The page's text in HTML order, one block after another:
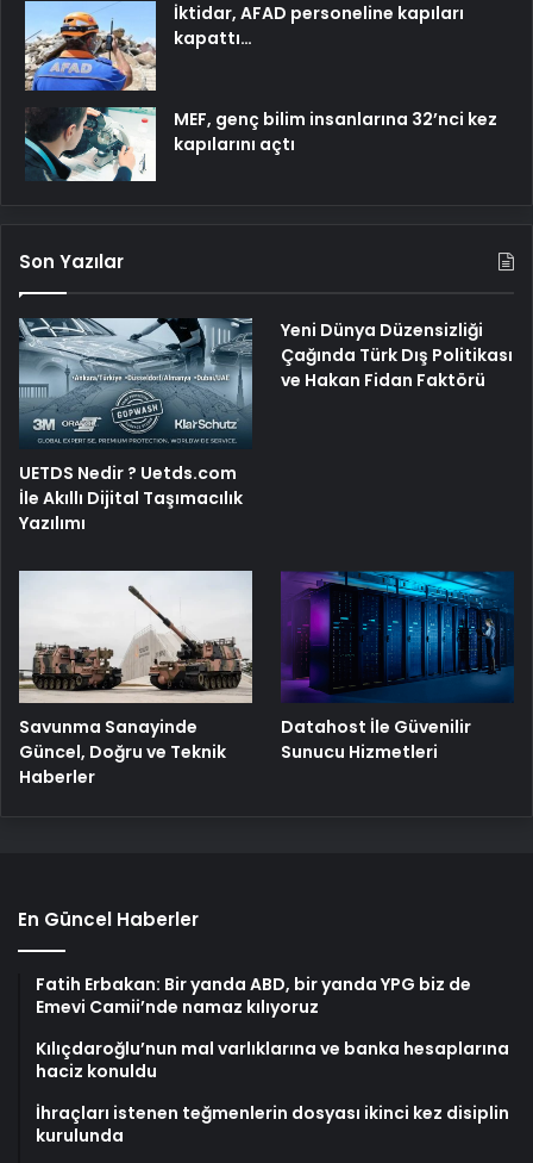
İktidar, AFAD personeline kapıları
kapattı…
MEF, genç bilim insanlarına 32’nci kez
kapılarını açtı
Son Yazılar
UETDS Nedir ? Uetds.com
İle Akıllı Dijital Taşımacılık
Yazılımı
Yeni Dünya Düzensizliği
Çağında Türk Dış Politikası
ve Hakan Fidan Faktörü
Savunma Sanayinde
Güncel, Doğru ve Teknik
Haberler
Datahost İle Güvenilir
Sunucu Hizmetleri
En Güncel Haberler
Fatih Erbakan: Bir yanda ABD, bir yanda YPG biz de
Emevi Camii’nde namaz kılıyoruz
Kılıçdaroğlu’nun mal varlıklarına ve banka hesaplarına
haciz konuldu
İhraçları istenen teğmenlerin dosyası ikinci kez disiplin
kurulunda